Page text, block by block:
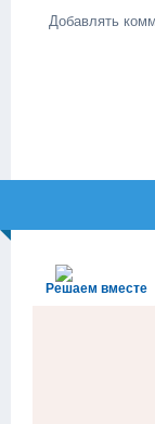
Добавлять
Решаем вместе